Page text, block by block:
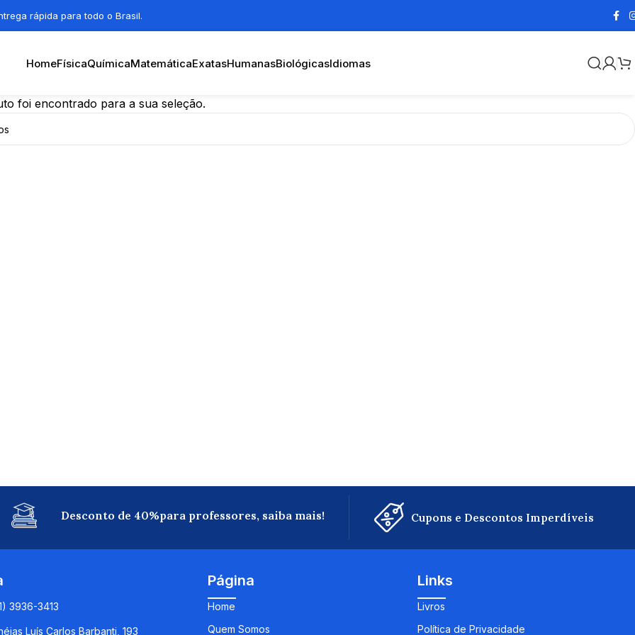
rápida para todo o Brasil.
HomeFísicaQuímicaMatemáticaExatasHumanasBiológicasIdiomas
foi encontrado para a sua seleção.
Desconto de 40%para professores, saiba mais! Cupons e Descontos Imperdíveis
3936-3413
Luís Carlos Barbanti, 193
Página
Home
Quem Somos
Links
Livros
Política de Privacidade